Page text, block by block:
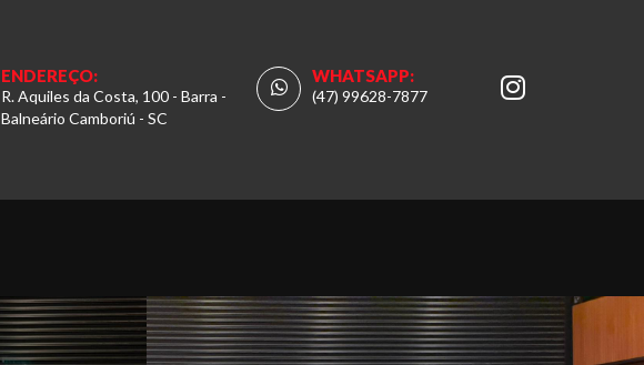
WHATSAPP:
(47) 99628-7877
ENDEREÇO:
R. Aquiles da Costa, 100 - Barra -
Balneário Camboriú - SC